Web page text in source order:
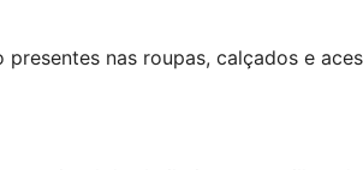
presentes nas roupas, calçados e